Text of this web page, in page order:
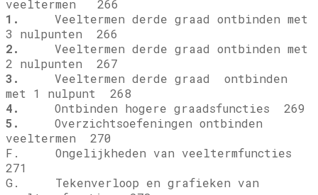
veeltermen 266
1.
Veeltermen derde graad ontbinden met
3 nulpunten 266
2.
Veeltermen derde graad ontbinden met
2 nulpunten 267
3.
Veeltermen derde graad ontbinden
met 1 nulpunt 268
4.
Ontbinden hogere graadsfuncties 269
5.
Overzichtsoefeningen ontbinden
veeltermen 270
F. Ongelijkheden van veeltermfuncties
271
G. Tekenverloop en grafieken van